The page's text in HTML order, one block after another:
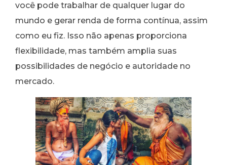
você pode trabalhar de qualquer lugar do
mundo e gerar renda de forma contínua, assim
como eu fiz. Isso não apenas proporciona
flexibilidade, mas também amplia suas
possibilidades de negócio e autoridade no
mercado.